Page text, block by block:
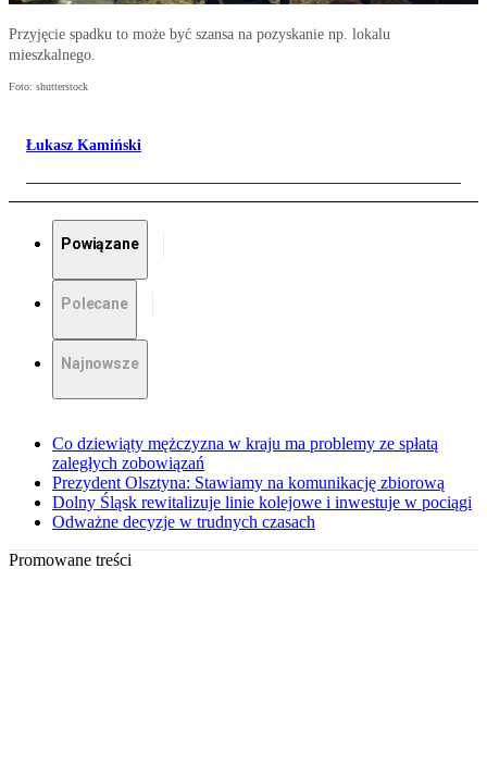
Przyjęcie spadku to może być szansa na pozyskanie np. lokalu
mieszkalnego.
Foto: shutterstock
Łukasz Kamiński
Powiązane
Polecane
Najnowsze
Co dziewiąty mężczyzna w kraju ma problemy ze spłatą
zaległych zobowiązań
Prezydent Olsztyna: Stawiamy na komunikację zbiorową
Dolny Śląsk rewitalizuje linie kolejowe i inwestuje w pociągi
Odważne decyzje w trudnych czasach
Promowane treści